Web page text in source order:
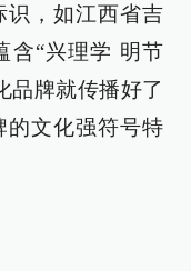
识，如江西省吉
含“兴理学 明节
品牌就传播好了
的文化强符号特